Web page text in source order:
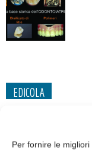
Per fornire le
EDICOLA